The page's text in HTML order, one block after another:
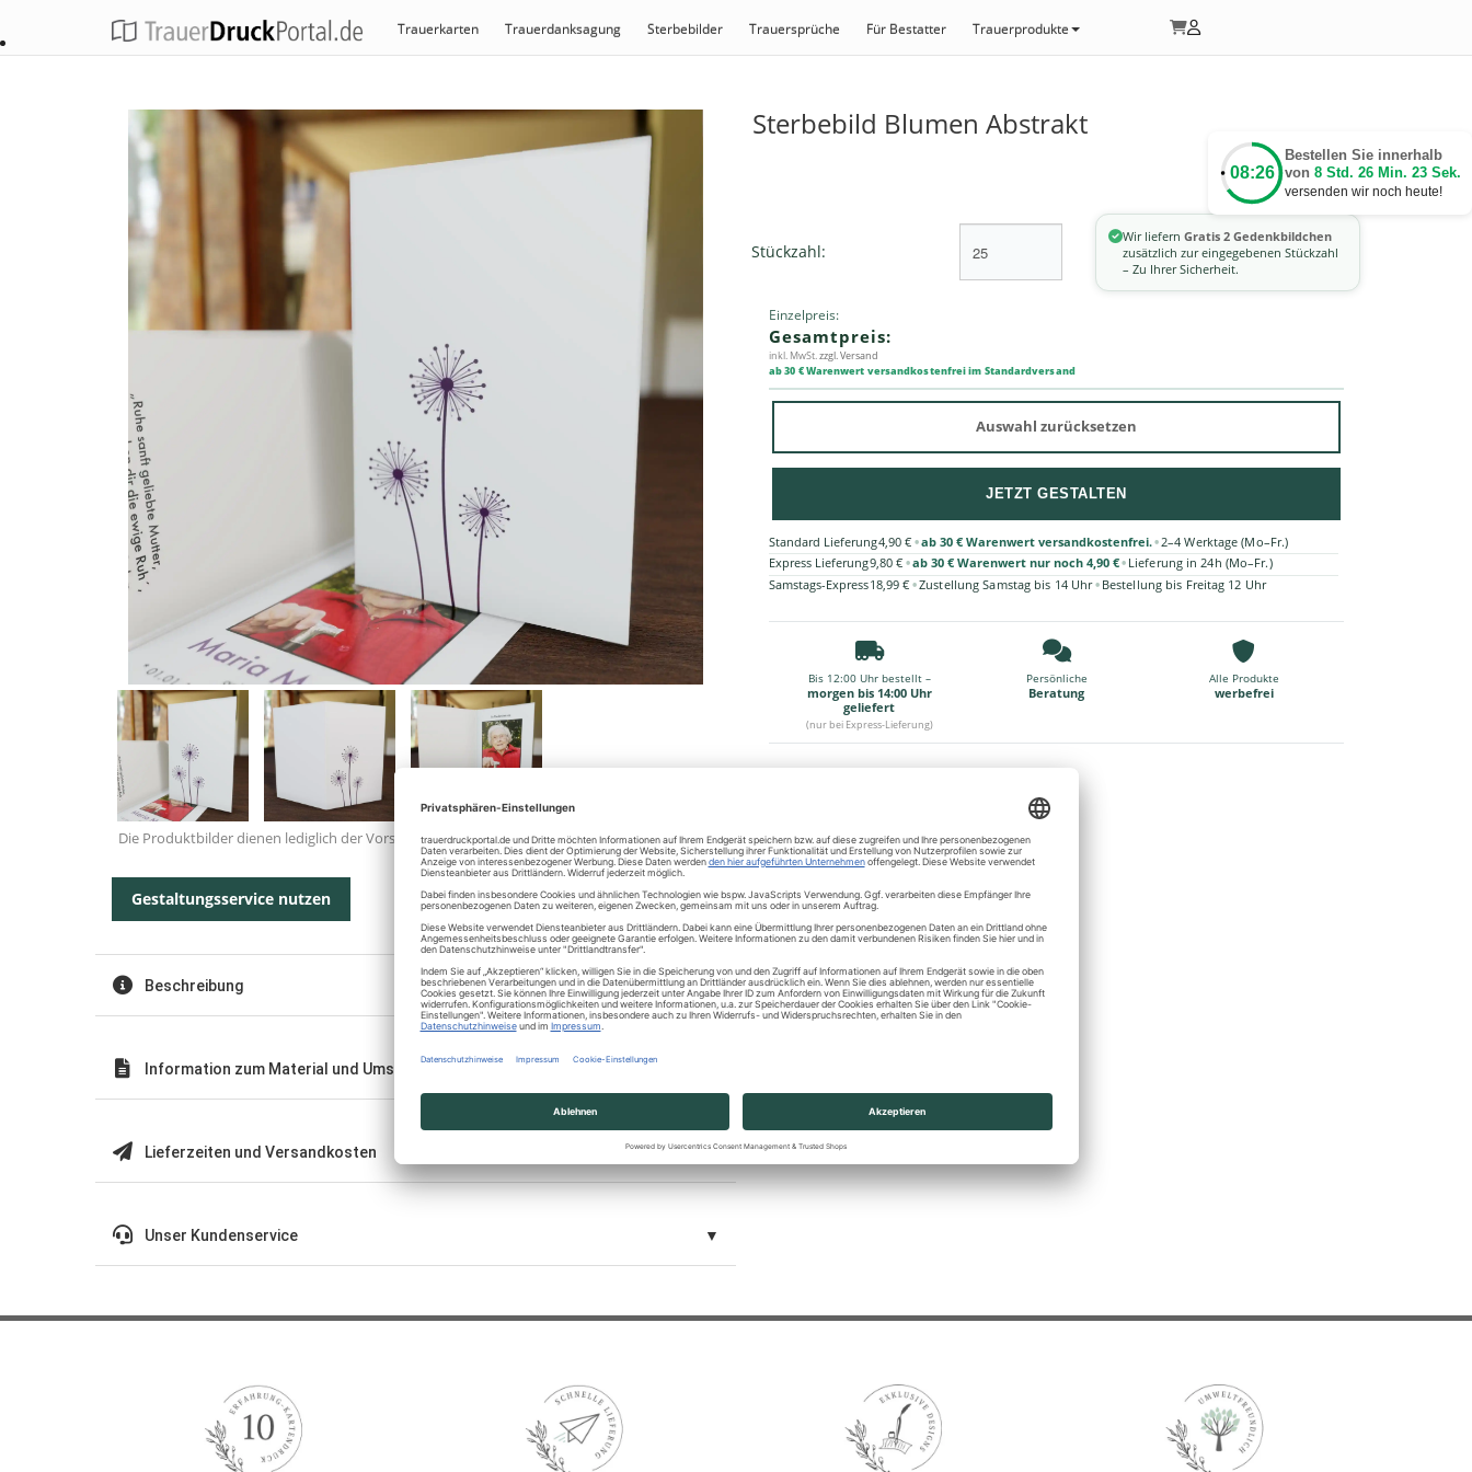
Trauerkarten Trauerdanksagung Sterbebilder Trauersprüche Für Bestatter Trauerprodukte
08:26
Bestellen Sie innerhalb
von 8 Std. 26 Min. 22 Sek.
versenden wir noch heute!
Die Produktbilder dienen lediglich der Vorschau.
Gestaltungsservice nutzen
Sterbebild Blumen Abstrakt
Stückzahl:
Wir liefern Gratis 2 Gedenkbildchen
zusätzlich zur eingegebenen Stückzahl
– Zu Ihrer Sicherheit.
Einzelpreis:
Gesamtpreis:
inkl. MwSt. zzgl. Versand
ab 30 € Warenwert versandkostenfrei im Standardversand
Auswahl zurücksetzen
JETZT GESTALTEN
Standard Lieferung4,90 € •ab 30 € Warenwert versandkostenfrei.•2–4 Werktage (Mo–Fr.)
Express Lieferung9,80 € •ab 30 € Warenwert nur noch 4,90 €• Lieferung in 24h (Mo–Fr.)
Samstags-Express18,99 € •Zustellung Samstag bis 14 Uhr • Bestellung bis Freitag 12 Uhr
Bis 12:00 Uhr bestellt –
morgen bis 14:00 Uhr
geliefert
(nur bei Express-Lieferung)
Persönliche
Beratung
Alle Produkte
werbefrei
Beschreibung
Information zum Material und Umschläge
Lieferzeiten und Versandkosten
Unser Kundenservice